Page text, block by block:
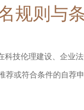
规则与
技伦理建设、企业
或符合条件的自荐